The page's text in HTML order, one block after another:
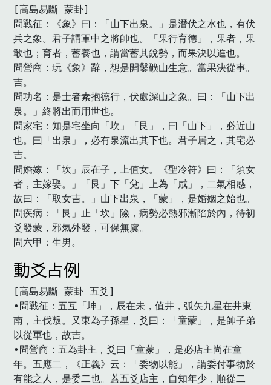
[高島易斷-蒙卦]
問戰征：《象》曰：「山下出泉。」是潛伏之水也，有伏
兵之象。君子謂軍中之將帥也。「果行育德」，果者，果
敢也；育者，蓄養也，謂當蓄其銳勢，而果決以進也。
問營商：玩《象》辭，想是開鑿礦山生意。當果決從事。
吉。
問功名：是士者素抱德行，伏處深山之象。曰：「山下出
泉。」終將出而用世也。
問家宅：知是宅坐向「坎」「艮」，曰「山下」，必近山
也。曰「出泉」，必有泉流出其下也。君子居之，其宅必
吉。
問婚嫁：「坎」辰在子，上值女。《聖冷符》曰：「須女
者，主嫁娶。」「艮」下「兌」上為「咸」，二氣相感，
故曰：「取女吉。」山下出泉，「蒙」，是婚姻之始也。
問疾病：「艮」止「坎」險，病勢必熱邪漸陷於內，待初
爻發蒙，邪氣外發，可保無虞。
問六甲：生男。
動爻占例
[高島易斷-蒙卦-五爻]
•問戰征：五互「坤」，辰在未，值井，弧矢九星在井東
南，主伐叛。又東為子孫星，爻曰：「童蒙」，是帥子弟
以從軍也，故吉。
•問營商：五為卦主，爻曰「童蒙」，是必店主尚在童
年。五應二，《正義》云：「委物以能」，謂委付事物於
有能之人，是委二也。蓋五爻店主，自知年少，順從二